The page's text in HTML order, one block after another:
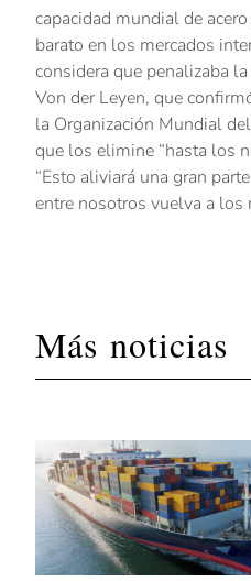
capacidad mundial de
barato en los mercados
considera que penalizaba
Von der Leyen, que
la Organización Mundial
que los elimine “hasta los
“Esto aliviará una gran
entre nosotros vuelva a los
Más noticias